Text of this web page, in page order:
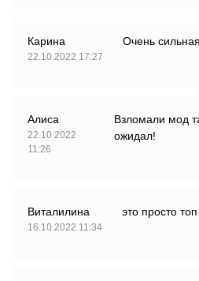
Карина
22.10.2022 17:27
Очень
Алиса
22.10.2022
11:26
Взломали мод
ожидал!
Виталилина
16.10.2022 11:34
это просто топ